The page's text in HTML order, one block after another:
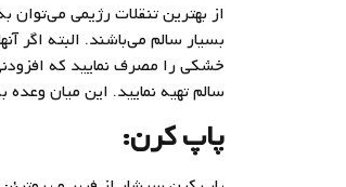
از بهترین تنقلات رژیمی می‌توان
بسیار سالم می‌باشند. البته اگر
خشکی را مصرف نمایید که
سالم تهیه نمایید. این میان
پاپ کرن: